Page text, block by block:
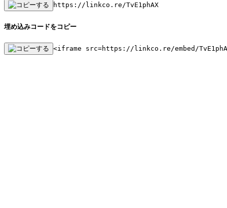
https://linkco.re/TvE1phAX
埋め込みコードをコピー
<iframe src=https://linkco.re/embed/